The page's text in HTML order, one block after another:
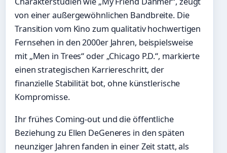
von einer außergewöhnlichen Bandbreite. Die
Transition vom Kino zum qualitativ hochwertigen
Fernsehen in den 2000er Jahren, beispielsweise
mit „Men in Trees“ oder „Chicago P.D.“, markierte
einen strategischen Karriereschritt, der
finanzielle Stabilität bot, ohne künstlerische
Kompromisse.
Ihr frühes Coming-out und die öffentliche
Beziehung zu Ellen DeGeneres in den späten
neunziger Jahren fanden in einer Zeit statt, als